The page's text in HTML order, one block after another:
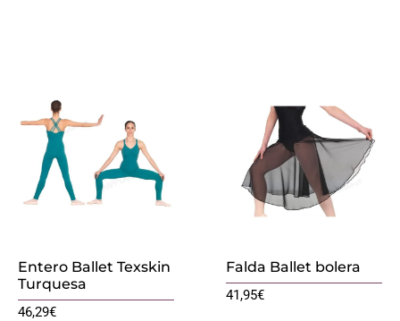
Entero Ballet Texskin
Turquesa
46,29€
Falda Ballet bolera
41,95€